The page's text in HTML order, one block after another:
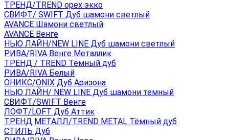
ТРЕНД/TREND орех экко
СВИФТ/ SWIFT Дуб шамони светлый
AVANCE Шамони светлый
AVANCE Венге
НЬЮ ЛАЙН/NEW LINE Дуб шамони светлый
РИВА/RIVA Венге Металлик
TРЕНД / TREND Тёмный дуб
РИВА/RIVA Белый
ОНИКС/ONIX Дуб Аризона
НЬЮ ЛАЙН/ NEW LINE Дуб шамони темный
СВИФТ/SWIFT Венге
ЛОФТ/LOFT Дуб Аттик
ТРЕНД МЕТАЛЛ/TREND METAL Тёмный дуб
СТИЛЬ Дуб